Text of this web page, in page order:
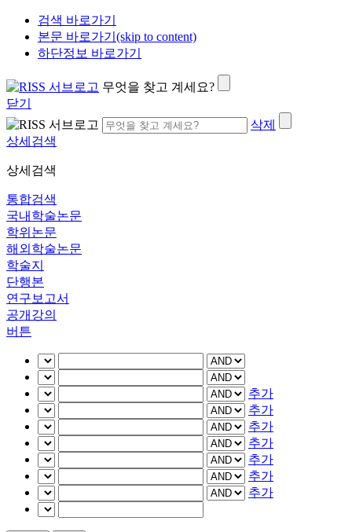
검색 바로가기
본문 바로가기(skip to content)
하단정보 바로가기
무엇을 찾고 계세요?
닫기
삭제
상세검색
상세검색
통합검색
국내학술논문
학위논문
해외학술논문
학술지
단행본
연구보고서
공개강의
버튼
추가
추가
추가
추가
추가
추가
추가